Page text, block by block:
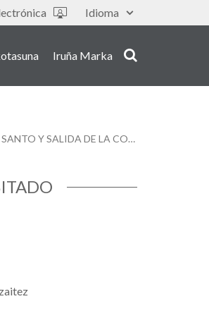
Idioma
Iruña Marka
PAMPLONA VOLVERÁ A CELEBRAR EL 29 DE NOVIEMBRE LA FESTIVIDAD DE SU PATRÓN, SAN SATURNINO, CON PROCESIÓN EN HONOR AL SANTO Y SALIDA DE LA COMPARSA DE GIGANTES Y CABEZUDOS